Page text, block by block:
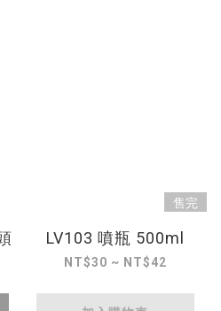
售完
LV103 噴瓶 500ml
NT$30 ~ NT$42